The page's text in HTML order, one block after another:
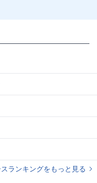
ランキングをもっと見る